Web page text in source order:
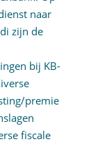
naar
zijn de
bij KB-
premie
fiscale